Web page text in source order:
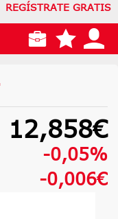
REGÍSTRATE GRATIS
12,858€
-0,05%
-0,006€